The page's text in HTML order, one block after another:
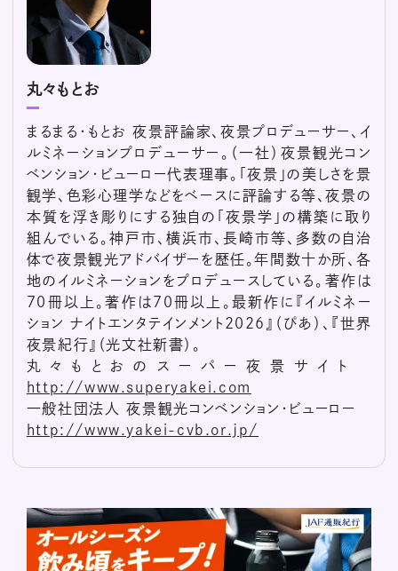
丸々もとお
まるまる・もとお 夜景評論家、夜景プロデューサー、イ
ルミネーションプロデューサー。（一社）夜景観光コン
ベンション・ビューロー代表理事。「夜景」の美しさを景
観学、色彩心理学などをベースに評論する等、夜景の
本質を浮き彫りにする独自の「夜景学」の構築に取り
組んでいる。神戸市、横浜市、長崎市等、多数の自治
体で夜景観光アドバイザーを歴任。年間数十か所、各
地のイルミネーションをプロデュースしている。著作は
70冊以上。著作は70冊以上。最新作に『イルミネー
ション ナイトエンタテインメント2026』（ぴあ）、『世界
夜景紀行』（光文社新書）。
丸々もとおのスーパー夜景サイト
http://www.superyakei.com
一般社団法人 夜景観光コンベンション・ビューロー
http://www.yakei-cvb.or.jp/